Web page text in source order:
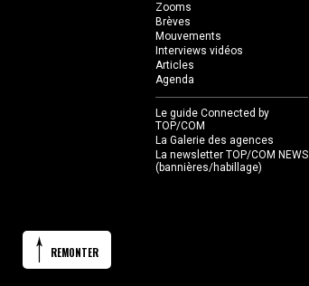
Zooms
Brèves
Mouvements
Interviews vidéos
Articles
Agenda
Le guide Connected by
TOP/COM
La Galerie des agences
La newsletter TOP/COM NEWS
(bannières/habillage)
REMONTER